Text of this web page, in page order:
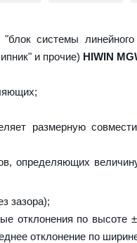
"блок системы
и прочие) HIWIN
размерную
определяющих
зазора);
отклонения по
отклонение по